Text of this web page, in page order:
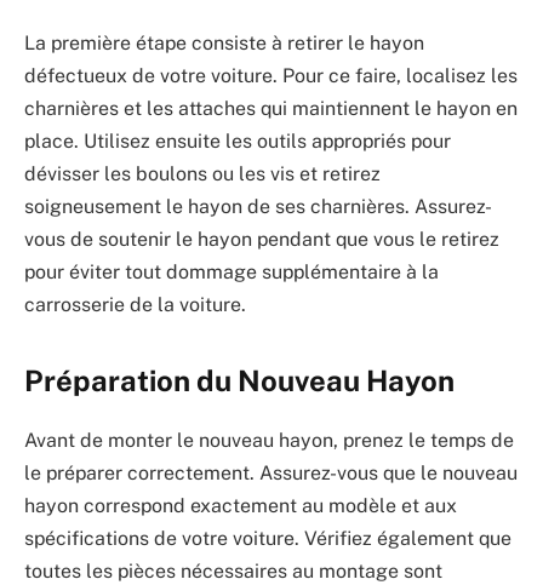
La première étape consiste à retirer le hayon
défectueux de votre voiture. Pour ce faire, localisez les
charnières et les attaches qui maintiennent le hayon en
place. Utilisez ensuite les outils appropriés pour
dévisser les boulons ou les vis et retirez
soigneusement le hayon de ses charnières. Assurez-
vous de soutenir le hayon pendant que vous le retirez
pour éviter tout dommage supplémentaire à la
carrosserie de la voiture.
Préparation du Nouveau Hayon
Avant de monter le nouveau hayon, prenez le temps de
le préparer correctement. Assurez-vous que le nouveau
hayon correspond exactement au modèle et aux
spécifications de votre voiture. Vérifiez également que
toutes les pièces nécessaires au montage sont